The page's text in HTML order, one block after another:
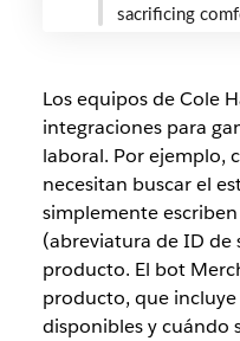
sacrificing
Los equipos de Cole
integraciones para
laboral. Por ejemplo,
necesitan buscar el
simplemente
(abreviatura de ID de
producto. El bot
producto, que
disponibles y cuándo